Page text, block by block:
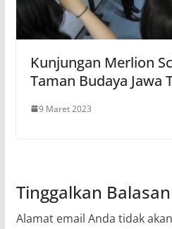
Kunjungan Merlion
Taman Budaya Jawa
9 Maret 2023
Tinggalkan Balasan
Alamat email Anda tidak